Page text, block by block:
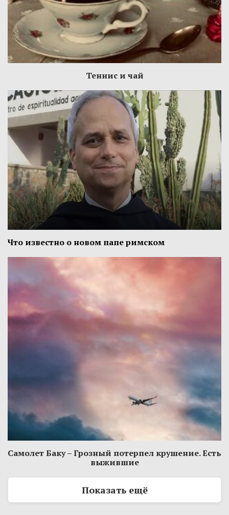
Теннис и чай
Что известно о новом папе римском
Самолет Баку – Грозный потерпел крушение. Есть
выжившие
Показать ещё